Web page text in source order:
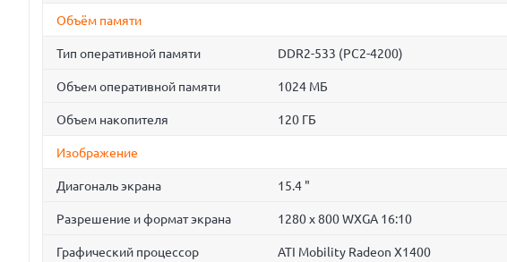
Объём памяти
Тип оперативной памяти DDR2-533 (PC2-4200)
Объем оперативной памяти 1024 МБ
Объем накопителя 120 ГБ
Изображение
Диагональ экрана 15.4 "
Разрешение и формат экрана 1280 x 800 WXGA 16:10
Графический процессор ATI Mobility Radeon X1400